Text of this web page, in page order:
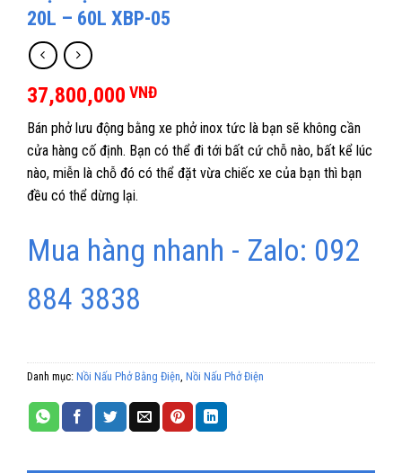
20L – 60L XBP-05
37,800,000 VNĐ
Bán phở lưu động bằng xe phở inox tức là bạn sẽ không cần
cửa hàng cố định. Bạn có thể đi tới bất cứ chỗ nào, bất kể lúc
nào, miễn là chỗ đó có thể đặt vừa chiếc xe của bạn thì bạn
đều có thể dừng lại.
Mua hàng nhanh - Zalo: 092
884 3838
Danh mục: Nồi Nấu Phở Bằng Điện Nồi Nấu Phở Điện